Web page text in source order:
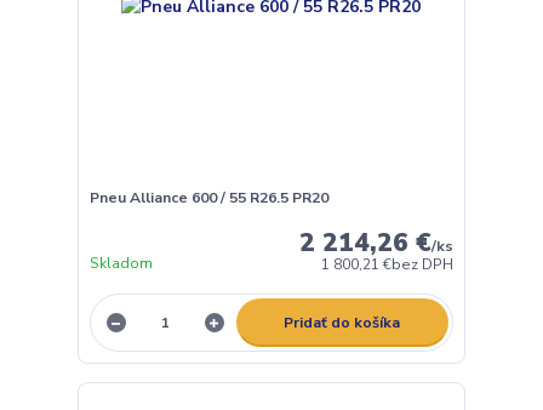
Pneu Alliance 600 / 55 R26.5 PR20
2 214,26 €/ks
1 800,21 €bez DPH
Skladom
Pridať do košíka